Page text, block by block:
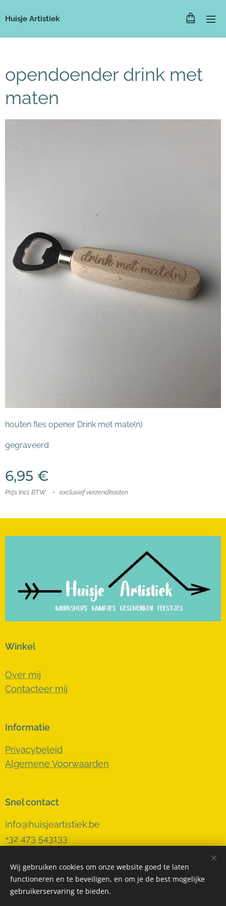
Huisje Artistiek
opendoender drink met
maten
houten fles opener Drink met mate(n)
gegraveerd
6,95 €
Prijs Incl. BTW exclusief verzendkosten
Winkel
Over mij
Contacteer mij
Informatie
Privacybeleid
Algemene Voorwaarden
Snel contact
info@huisjeartistiek.be
+32 473 543133
Cookies
Wij gebruiken cookies om onze website goed te laten
functioneren en te beveiligen, en om je de best mogelijke
gebruikerservaring te bieden.